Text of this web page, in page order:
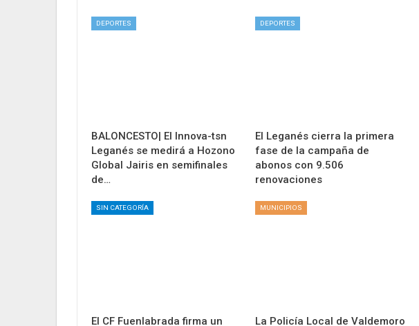
DEPORTES
BALONCESTO| El Innova-tsn
Leganés se medirá a Hozono
Global Jairis en semifinales
de…
DEPORTES
El Leganés cierra la primera
fase de la campaña de
abonos con 9.506
renovaciones
SIN CATEGORÍA
El CF Fuenlabrada firma un
MUNICIPIOS
La Policía Local de Valdemoro